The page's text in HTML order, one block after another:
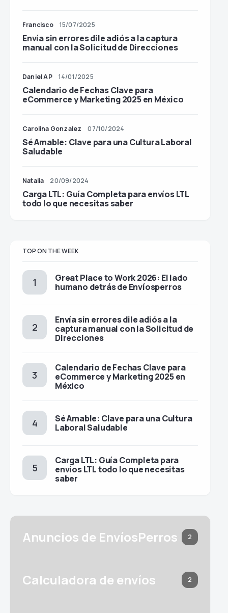
Francisco 15/07/2025
Envía sin errores dile adiós a la captura
manual con la Solicitud de Direcciones
Daniel AP 14/01/2025
Calendario de Fechas Clave para
eCommerce y Marketing 2025 en México
Carolina Gonzalez 07/10/2024
Sé Amable: Clave para una Cultura Laboral
Saludable
Natalia 20/09/2024
Carga LTL: Guía Completa para envíos LTL
todo lo que necesitas saber
TOP ON THE WEEK
Great Place to Work 2026: El lado
humano detrás de Envíosperros
Envía sin errores dile adiós a la
captura manual con la Solicitud de
Direcciones
Calendario de Fechas Clave para
eCommerce y Marketing 2025 en
México
Sé Amable: Clave para una Cultura
Laboral Saludable
Carga LTL: Guía Completa para
envíos LTL todo lo que necesitas
saber
Anuncios de EnvíosPerros 2
Calculadora de envíos 2
todo México
Cotiza gratis